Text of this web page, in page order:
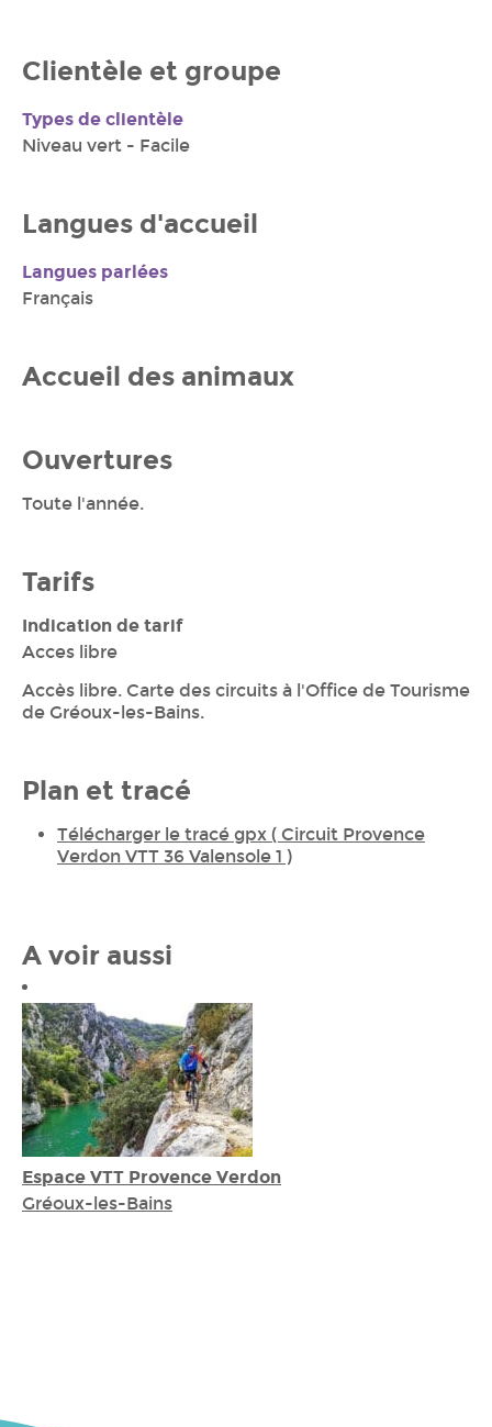
Clientèle et groupe
Types de clientèle
Niveau vert - Facile
Langues d'accueil
Langues parlées
Français
Accueil des animaux
Ouvertures
Toute l'année.
Tarifs
Indication de tarif
Acces libre
Accès libre. Carte des circuits à l'Office de Tourisme
de Gréoux-les-Bains.
Plan et tracé
Télécharger le tracé gpx ( Circuit Provence
Verdon VTT 36 Valensole 1 )
A voir aussi
Espace VTT Provence Verdon
Gréoux-les-Bains